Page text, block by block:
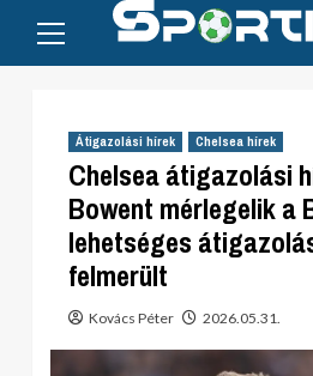
content
Menu
Átigazolási hírek Chelsea hírek
Chelsea átigazolási
Bowent mérlegelik a
lehetséges
felmerült
Kovács Péter 2026.05.31.